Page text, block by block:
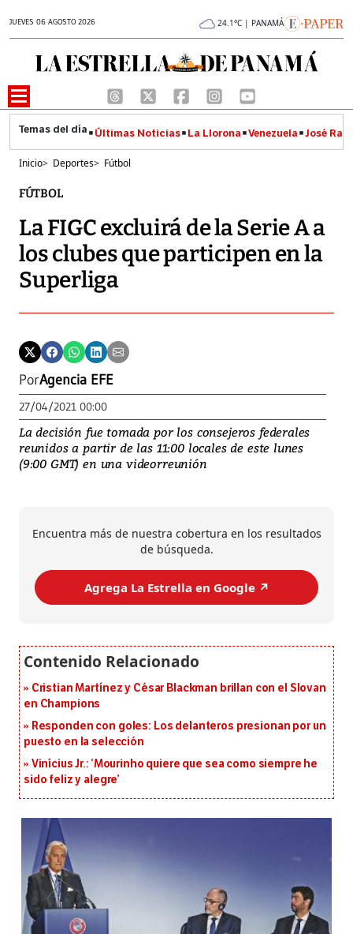
JUEVES 06 AGOSTO 2026 24.1°C | PANAMÁ
Últimas Noticias La Llorona Venezuela José
Inicio> Deportes> Fútbol
FÚTBOL
La FIGC excluirá de la Serie A a
los clubes que participen en la
Superliga
PorAgencia EFE
27/04/2021 00:00
La decisión fue tomada por los consejeros federales
reunidos a partir de las 11:00 locales de este lunes
(9:00 GMT) en una videorreunión
Encuentra más de nuestra cobertura en los resultados
de búsqueda.
Agrega La Estrella en Google ↗️
Cristian Martínez y César Blackman brillan con el Slovan
en Champions
Responden con goles: Los delanteros presionan por un
puesto en la selección
Vinícius Jr.: ‘Mourinho quiere que sea como siempre he
sido feliz y alegre’